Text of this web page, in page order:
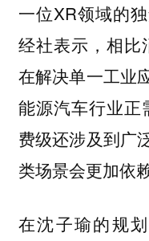
一位XR领域的
经社表示，相比
在解决单一工业
能源汽车行业正
费级还涉及到广
类场景会更加依
在沈子瑜的规